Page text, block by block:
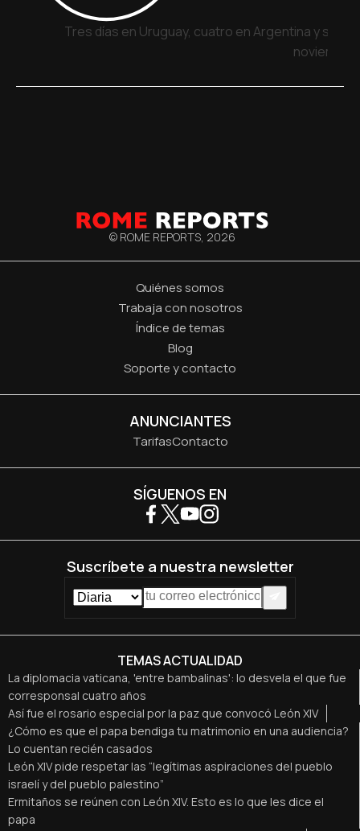
Tres días en Uruguay, cuatro en Argentina y
noviembre
© ROME REPORTS, 2026
Quiénes somos
Trabaja con nosotros
Índice de temas
Blog
Soporte y contacto
ANUNCIANTES
TarifasContacto
TEMAS ACTUALIDAD
La diplomacia vaticana, 'entre bambalinas': lo desvela el que fue
corresponsal cuatro años
Así fue el rosario especial por la paz que convocó León XIV
¿Cómo es que el papa bendiga tu matrimonio en una audiencia?
Lo cuentan recién casados
León XIV pide respetar las “legítimas aspiraciones del pueblo
israelí y del pueblo palestino”
Ermitaños se reúnen con León XIV. Esto es lo que les dice el
papa
SÍGUENOS EN
Suscríbete a nuestra newsletter